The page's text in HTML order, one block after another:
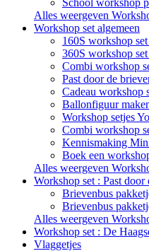
School workshop
Alles weergeven
Workshop set algemeen
160S workshop
360S workshop
Combi workshop
Past door de
Cadeau workshop
Ballonfiguur
Workshop setjes
Combi workshop
Kennismaking
Boek een
Alles weergeven
Workshop set : Past door
Brievenbus
Brievenbus
Alles weergeven
Workshop set : De
Vlaggetjes